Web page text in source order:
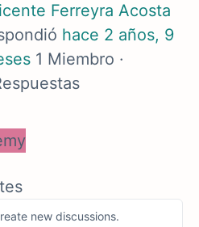
Ferreyra Acosta
hace 2 años, 9
1 Miembro ·
new discussions.